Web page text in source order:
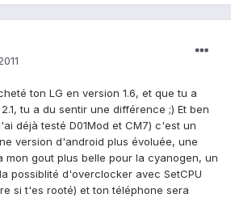
ton LG en version 1.6, et que tu a
tu a du sentir une différence ;) Et ben
déjà testé D01Mod et CM7) c'est un
version d'android plus évoluée, une
gout plus belle pour la cyanogen, un
possiblité d'overclocker avec SetCPU
si t'es rooté) et ton téléphone sera